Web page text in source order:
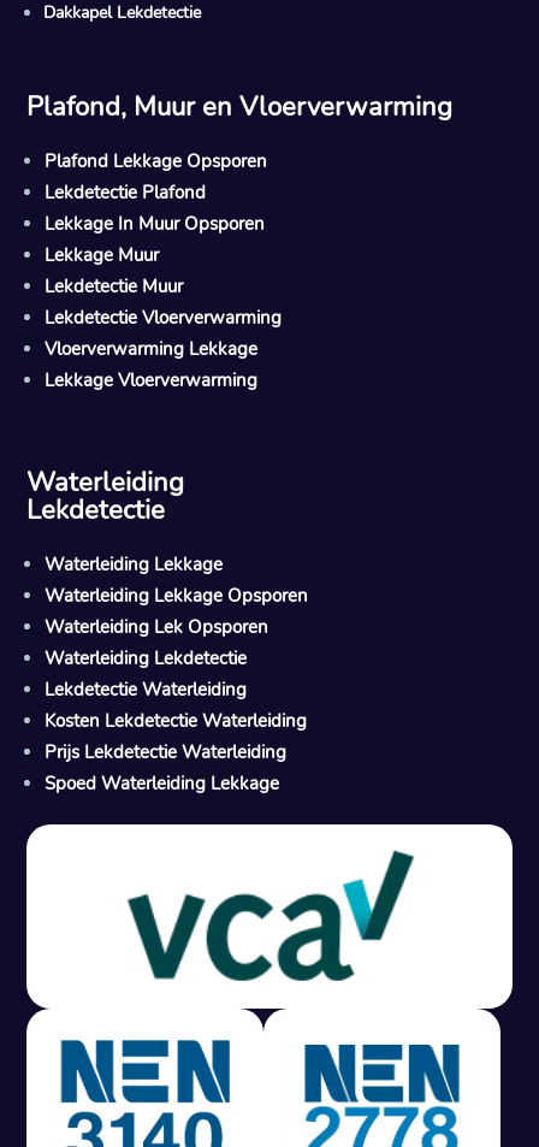
M
Gratis offerte in 24 uur
Geen lekkage? Geen betaling.
Vast tarief van € 395,- exc btw.
Rapport binnen 3 werkdagen.
100% RIsicovrij.
Dakkapel Lekdetectie
Plafond, Muur en Vloerverwarming
Plafond Lekkage Opsporen
Lekdetectie Plafond
Lekkage In Muur Opsporen
Lekkage Muur
Lekdetectie Muur
Lekdetectie Vloerverwarming
Vloerverwarming Lekkage
Lekkage Vloerverwarming
Waterleiding
Lekdetectie
Waterleiding Lekkage
Waterleiding Lekkage Opsporen
Waterleiding Lek Opsporen
Waterleiding Lekdetectie
Lekdetectie Waterleiding
Kosten Lekdetectie Waterleiding
Prijs Lekdetectie Waterleiding
Spoed Waterleiding Lekkage